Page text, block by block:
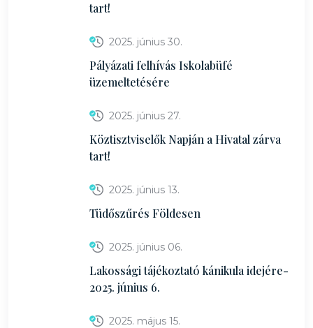
tart!
2025. június 30.
Pályázati felhívás Iskolabüfé
üzemeltetésére
2025. június 27.
Köztisztviselők Napján a Hivatal zárva
tart!
2025. június 13.
Tüdőszűrés Földesen
2025. június 06.
Lakossági tájékoztató kánikula idejére-
2025. június 6.
2025. május 15.